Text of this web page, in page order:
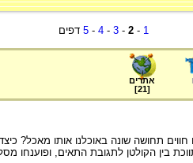
1
-
2
-
3
-
4
-
5 דפים
אתרים
[
21
]
תחושה שונה באוכלנו אותו מאכל?
בין הקולטן לתגובת התאים, ופוענחו